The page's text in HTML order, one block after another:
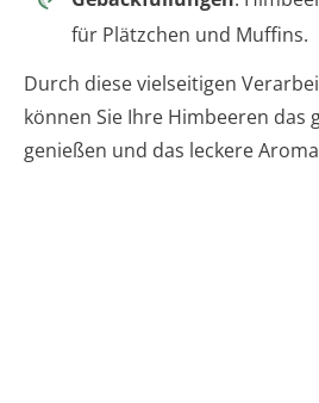
für Plätzchen und Muffins.
Durch diese vielseitigen
können Sie Ihre Himbeeren das
genießen und das leckere